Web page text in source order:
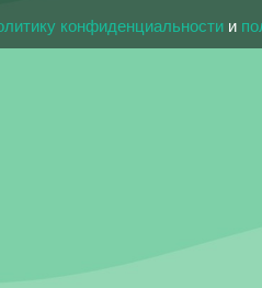
конфиденциальности и